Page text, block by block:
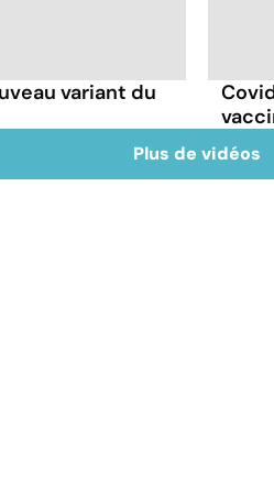
variant du
Plus de vidéos